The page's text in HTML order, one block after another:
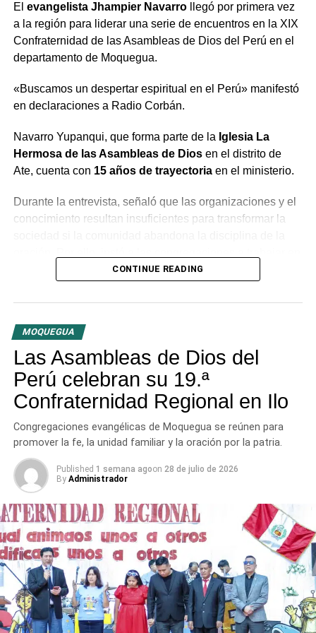
El evangelista Jhampier Navarrollegó por primera vez
a la región para liderar una serie de encuentros en la XIX
Confraternidad de las Asambleas de Dios del Perú en el
departamento de Moquegua.
«Buscamos un despertar espiritual en el Perú» manifestó
en declaraciones a Radio Corbán.
Navarro Yupanqui, que forma parte de la Iglesia La
Hermosa de las Asambleas de Diosen el distrito de
Ate, cuenta con 15 años de trayectoriaen el ministerio.
Durante la entrevista, señaló que las organizaciones y el
conocimiento resultan insuficientes para transformar la
conjunto bajo la guía del Espíritu Santo para generar un
las distintas congregaciones para impulsar la fe en las
tres provincias del departamento.
CONTINUE READING
MOQUEGUA
Las Asambleas de Dios del
Perú celebran su 19.ª
Confraternidad Regional en Ilo
Congregaciones evangélicas de Moquegua se reúnen para
promover la fe, la unidad familiar y la oración por la patria.
Published 1 semana agoon 28 de julio de 2026
By Administrador